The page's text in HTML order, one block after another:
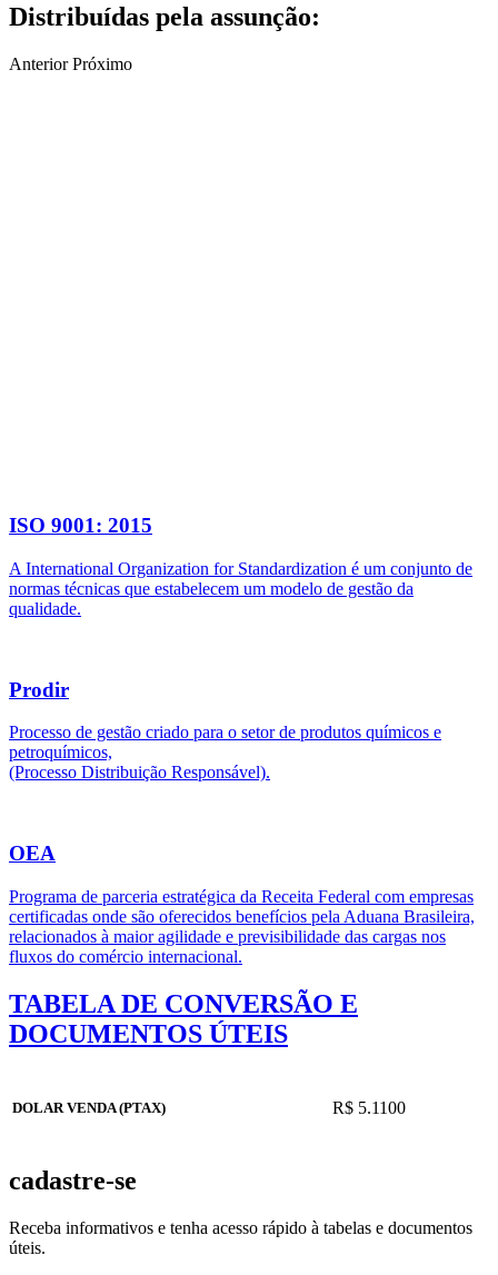
Distribuídas pela assunção:
Anterior Próximo
ISO 9001: 2015
A International Organization for Standardization é um conjunto de
normas técnicas que estabelecem um modelo de gestão da
qualidade.
Prodir
Processo de gestão criado para o setor de produtos químicos e
petroquímicos,
(Processo Distribuição Responsável).
OEA
Programa de parceria estratégica da Receita Federal com empresas
certificadas onde são oferecidos benefícios pela Aduana Brasileira,
relacionados à maior agilidade e previsibilidade das cargas nos
fluxos do comércio internacional.
TABELA DE CONVERSÃO E
DOCUMENTOS ÚTEIS
DOLAR VENDA (PTAX) R$ 5.1100
cadastre-se
Receba informativos e tenha acesso rápido à tabelas e documentos
úteis.